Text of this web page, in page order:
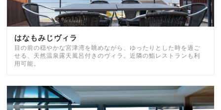
はなもみじヴィラ
目の前の穏やかな宮津湾を眺めながら、ゆったりとした時を過ご
せる、天然温泉露天風呂付きのヴィラ。近隣の鮨レストランも利
用可能。